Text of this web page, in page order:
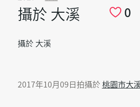
攝於 大溪 0
攝於 大溪
2017年10月09日拍攝於 桃園市大